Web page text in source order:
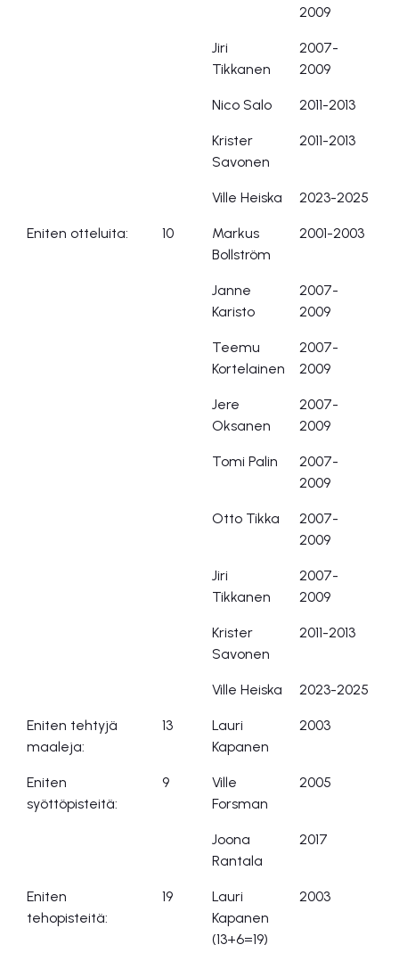
2009
Jiri
Tikkanen
2007-
2009
Nico Salo 2011-2013
Krister
Savonen
2011-2013
Ville Heiska 2023-2025
Eniten otteluita: 10
Markus
Bollström
2001-2003
Janne
Karisto
2007-
2009
Teemu
Kortelainen
2007-
2009
Jere
Oksanen
2007-
2009
Tomi Palin
2007-
2009
Otto Tikka
2007-
2009
Jiri
Tikkanen
2007-
2009
Krister
Savonen
2011-2013
Ville Heiska 2023-2025
Eniten tehtyjä
maaleja:
13
Lauri
Kapanen
2003
Eniten
syöttöpisteitä:
9
Ville
Forsman
2005
Joona
Rantala
2017
Eniten
tehopisteitä:
19
Lauri
Kapanen
(13+6=19)
2003